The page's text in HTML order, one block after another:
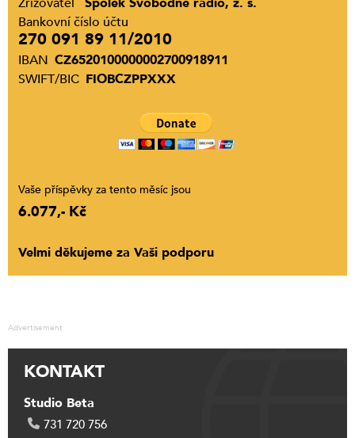
Bankovní číslo účtu
270 091 89 11/2010
IBAN CZ6520100000002700918911
SWIFT/BIC FIOBCZPPXXX
Vaše příspěvky za tento měsíc jsou
6.077,- Kč
Velmi děkujeme za Vaši podporu
Advertisement
KONTAKT
Studio Beta
731 720 756